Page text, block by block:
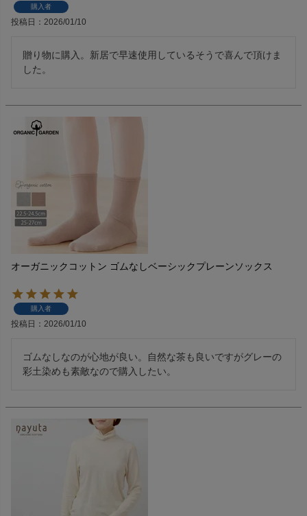
購入者
投稿日 2026/01/10
贈り物に購入。新居で早速使用しているそうで喜んで頂けま
した。
オーガニックコットン ゴムなしベーシックプレーンソックス
購入者
投稿日 2026/01/10
ゴムなしなのが心地が良い。自然な茶も良いですがグレーの
彩土染めも素敵なので購入したい。